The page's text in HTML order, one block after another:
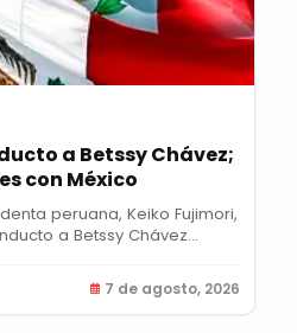
a Betssy Chávez;
con México
peruana, Keiko Fujimori,
a Betssy Chávez...
7 de agosto, 2026